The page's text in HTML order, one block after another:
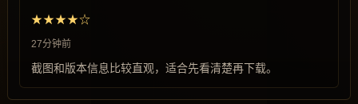
★★★★☆
27分钟前
截图和版本信息比较直观，适合先看清楚再下载。